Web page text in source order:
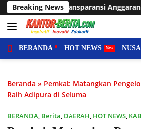
Langsung
ke
konten
Breaking News
Anggaran Sering Dilanda
BERANDA HOT NEWS
Beranda » Pemkab Matangkan
Raih Adipura di Seluma
BERANDA, Berita, DAERAH, HOT NEWS,